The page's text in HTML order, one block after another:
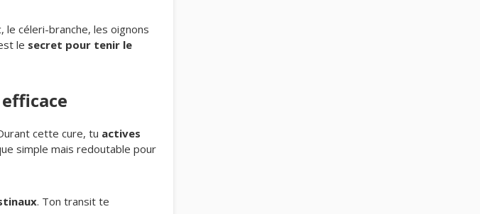
le céleri-branche, les oignons
le secret pour tenir le
cette cure, tu actives
simple mais redoutable pour
. Ton transit te